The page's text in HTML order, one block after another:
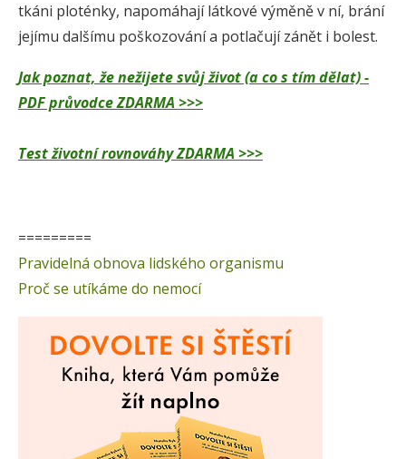
tkáni ploténky, napomáhají látkové výměně v ní, brání
jejímu dalšímu poškozování a potlačují zánět i bolest.
Jak poznat, že nežijete svůj život (a co s tím dělat) -
PDF průvodce ZDARMA >>>
Test životní rovnováhy ZDARMA >>>
=========
Pravidelná obnova lidského organismu
Proč se utíkáme do nemocí